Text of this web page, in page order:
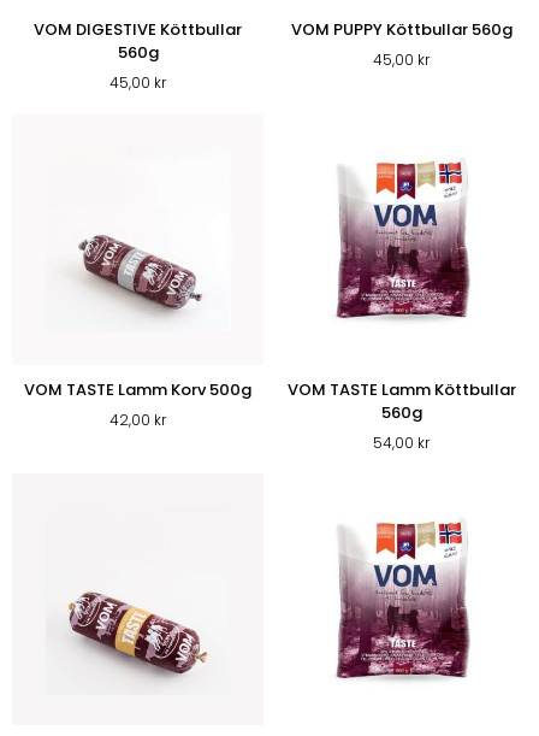
VOM DIGESTIVE Köttbullar
560g
45,00 kr
VOM PUPPY Köttbullar 560g
45,00 kr
VOM TASTE Lamm Korv 500g
42,00 kr
VOM TASTE Lamm Köttbullar
560g
54,00 kr